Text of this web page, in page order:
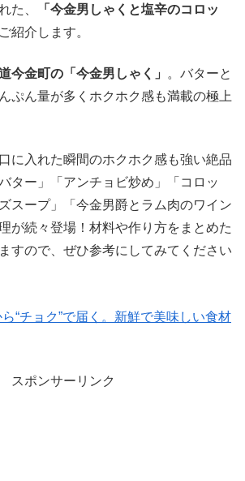
た、
「今金男しゃくと塩辛のコロッ
紹介します。
今金町の「今金男しゃく」
。バターと
ぷん量が多くホクホク感も満載の極上
に入れた瞬間のホクホク感も強い絶品
ター」「アンチョビ炒め」「コロッ
スープ」「今金男爵とラム肉のワイン
が続々登場！材料や作り方をまとめた
すので、ぜひ参考にしてみてください
“チョク”で届く。新鮮で美味しい食材
スポンサーリンク